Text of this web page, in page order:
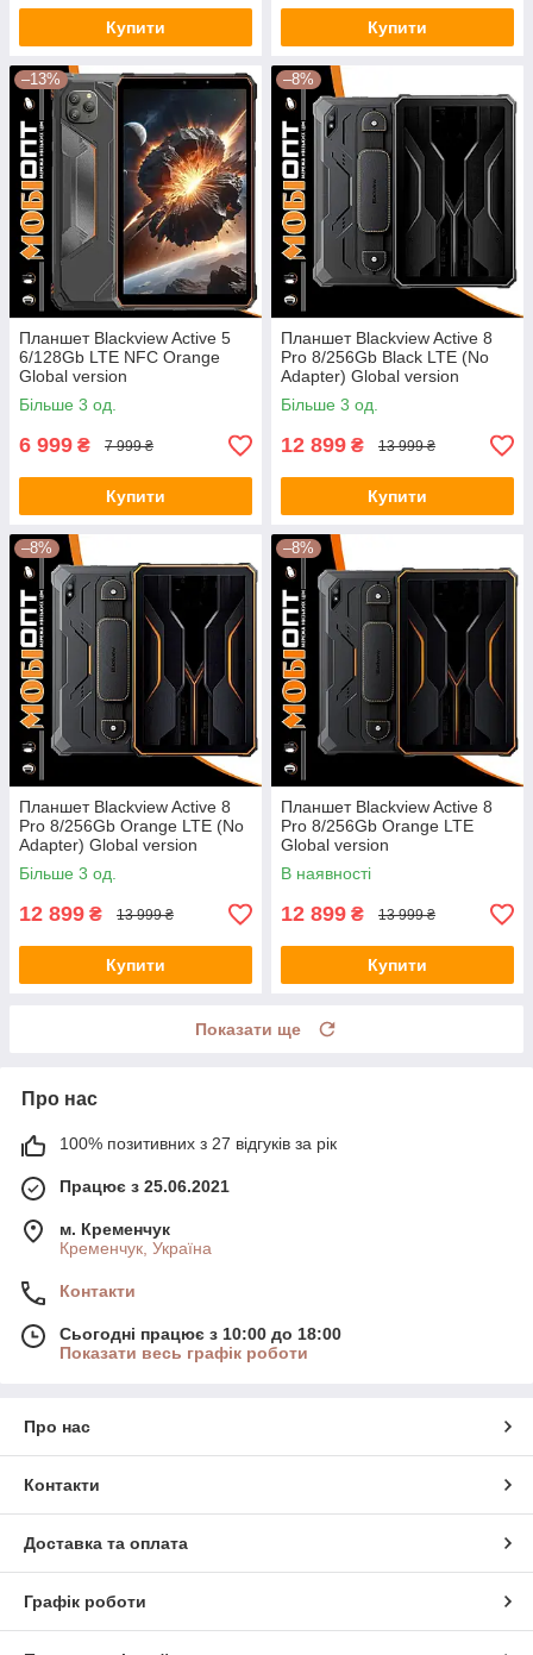
Купити Купити
–13%
Планшет Blackview Active 5
6/128Gb LTE NFC Orange
Global version
Більше 3 од.
6 999 ₴ 7 999 ₴
Купити
–8%
Планшет Blackview Active 8
Pro 8/256Gb Black LTE (No
Adapter) Global version
Більше 3 од.
12 899 ₴ 13 999 ₴
Купити
–8%
Планшет Blackview Active 8
Pro 8/256Gb Orange LTE (No
Adapter) Global version
Більше 3 од.
12 899 ₴ 13 999 ₴
Купити
–8%
Планшет Blackview Active 8
Pro 8/256Gb Orange LTE
Global version
В наявності
12 899 ₴ 13 999 ₴
Купити
Показати ще
Про нас
100% позитивних з 27 відгуків за рік
Працює з 25.06.2021
м. Кременчук
Кременчук, Україна
Контакти
Сьогодні працює з 10:00 до 18:00
Показати весь графік роботи
Про нас
Контакти
Доставка та оплата
Графік роботи